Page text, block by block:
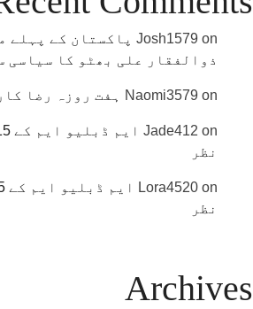
Josh1579 on
پاکستان کے پہلے
ذوالفقار علی بھٹو کا سیاسی
Naomi3579 on ہفت روزہ رضا کار
Jade412 on
نظر
Lora4520 on
نظر
Archives